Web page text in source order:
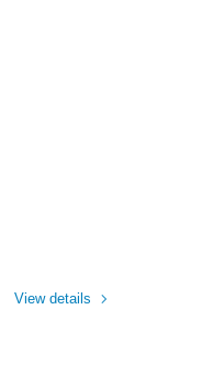
View details